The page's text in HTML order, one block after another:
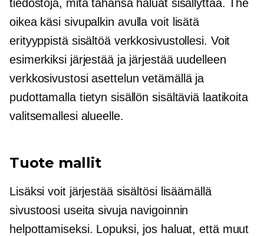
tiedostoja, mitä tahansa haluat sisällyttää. The
oikea käsi sivupalkin avulla voit lisätä
erityyppistä sisältöä verkkosivustollesi. Voit
esimerkiksi järjestää ja järjestää uudelleen
verkkosivustosi asettelun vetämällä ja
pudottamalla tietyn sisällön sisältäviä laatikoita
valitsemallesi alueelle.
Tuote mallit
Lisäksi voit järjestää sisältösi lisäämällä
sivustoosi useita sivuja navigoinnin
helpottamiseksi. Lopuksi, jos haluat, että muut